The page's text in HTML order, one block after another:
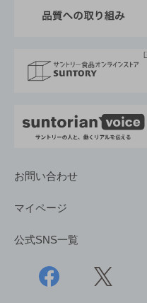
採用情報
お問い合わせ
マイページ
公式SNS一覧